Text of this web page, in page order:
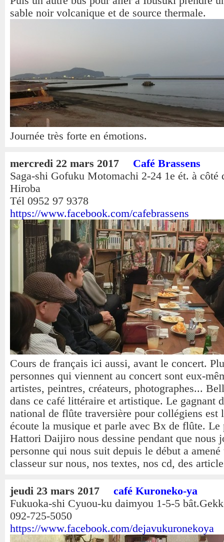
sable noir volcanique et de source thermale.
Journée très forte en émotions.
mercredi 22 mars 2017
Café Brassens
Saga-shi Gofuku Motomachi 2-24 1e ét. à côté
Hiroba
Tél 0952 97 9378
https://www.facebook.com/cafebrassens
Cours de français ici aussi, avant le concert.
personnes qui viennent au concert sont eux-
artistes, peintres, créateurs, photographes...
dans ce café littéraire et artistique. Le gagnant
national de flûte traversière pour collégiens est
écoute la musique et parle avec Bx de flûte. Le
Hattori Daijiro nous dessine pendant que nous
personne qui nous suit depuis le début a
classeur sur nous, nos textes, nos cd, des
jeudi 23 mars 2017
café Kuroneko-ya
Fukuoka-shi Cyuou-ku daimyou 1-5-5
092-725-5050
https://www.facebook.com/dejavukuronekoya